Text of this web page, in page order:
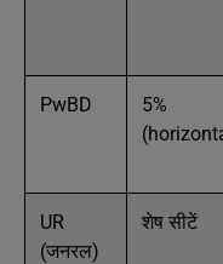
PwBD
5%
UR
(जनरल)
शेष सीटें